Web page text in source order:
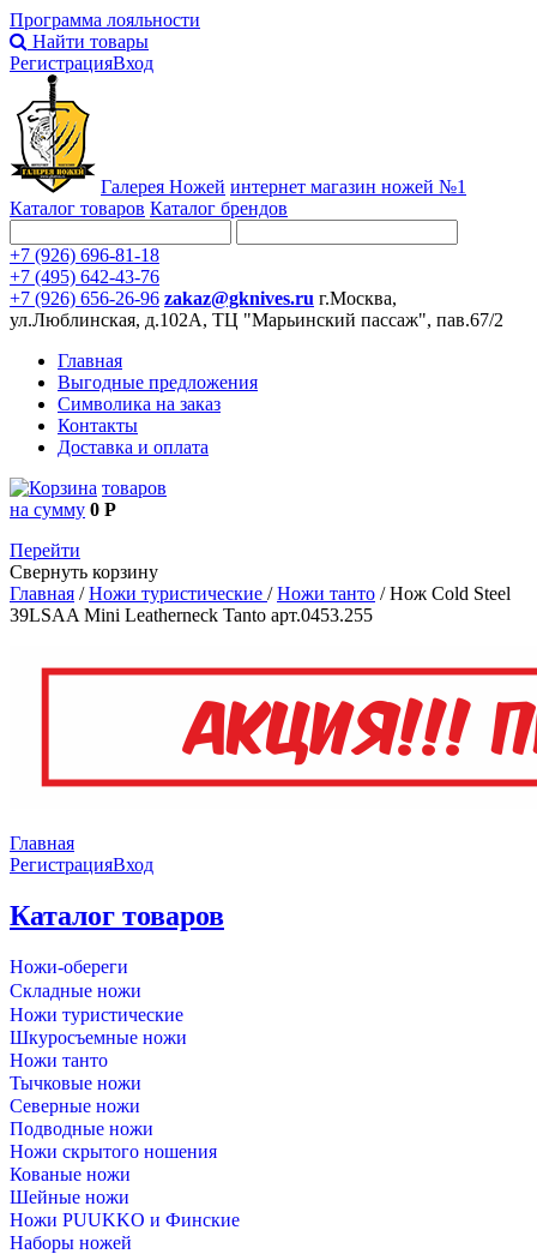
Программа лояльности
Найти товары
РегистрацияВход
Галерея Ножей интернет магазин ножей №1
Каталог товаров Каталог брендов
+7 (926) 696-81-18
+7 (495) 642-43-76
+7 (926) 656-26-96 zakaz@gknives.ru г.Москва,
ул.Люблинская, д.102А, ТЦ "Марьинский пассаж", пав.67/2
Главная
Выгодные предложения
Символика на заказ
Контакты
Доставка и оплата
товаров
на сумму 0 Р
Перейти
Свернуть корзину
Главная /Ножи туристические /Ножи танто /Нож Cold Steel
39LSAA Mini Leatherneck Tanto арт.0453.255
Главная
РегистрацияВход
Каталог товаров
Ножи-обереги
Складные ножи
Ножи туристические
Шкуросъемные ножи
Ножи танто
Тычковые ножи
Северные ножи
Подводные ножи
Ножи скрытого ношения
Кованые ножи
Шейные ножи
Ножи PUUKKO и Финские
Наборы ножей